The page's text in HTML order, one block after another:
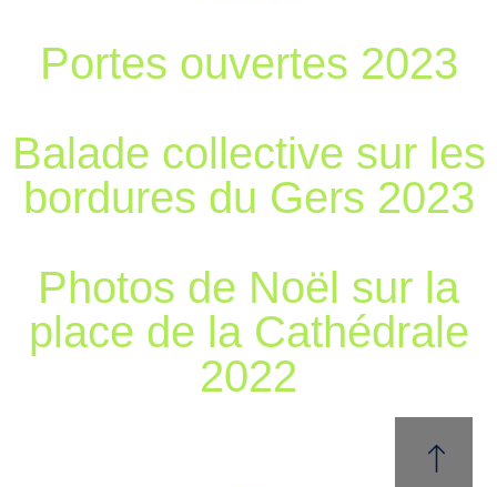
Portes ouvertes 2023
Balade collective sur les
bordures du Gers 2023
Photos de Noël sur la
place de la Cathédrale
2022